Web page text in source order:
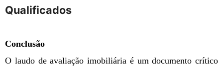
Qualificados
Conclusão
O laudo de avaliação imobiliária é um documento crítico